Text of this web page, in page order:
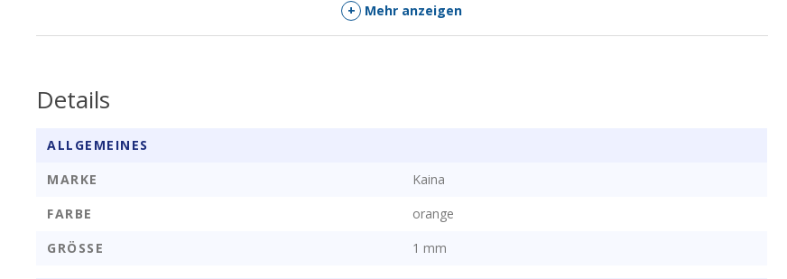
+ Mehr anzeigen
Details
ALLGEMEINES
MARKE
Kaina
FARBE
orange
GRÖSSE
1 mm